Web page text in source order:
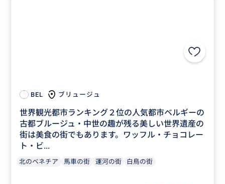
BEL ブリュージュ
世界観光都市ランキング２位の人気都市ベルギーの
古都ブルージュ・中世の趣が残る美しい世界遺産の
街は美食の街でもあります。ワッフル・チョコレー
ト・ビ...
北のベネチア 馬車の街 運河の街 白鳥の街